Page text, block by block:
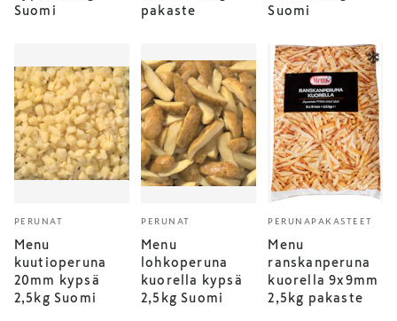
Suomi
pakaste
Suomi
PERUNAT
Menu
kuutioperuna
20mm kypsä
2,5kg Suomi
PERUNAT
Menu
lohkoperuna
kuorella kypsä
2,5kg Suomi
PERUNAPAKASTEET
Menu
ranskanperuna
kuorella 9x9mm
2,5kg pakaste